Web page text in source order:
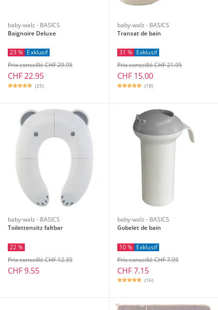
baby-walz - BASICS
Baignoire Deluxe
23 % Exklusif
CHF 22.95
Prix conseillé CHF 29.95
(25)
baby-walz - BASICS
Transat de bain
31 % Exklusif
CHF 15.00
Prix conseillé CHF 21.95
(18)
baby-walz - BASICS
Toilettensitz faltbar
22 %
CHF 9.55
Prix conseillé CHF 12.35
baby-walz - BASICS
Gobelet de bain
10 % Exklusif
CHF 7.15
Prix conseillé CHF 7.95
(16)